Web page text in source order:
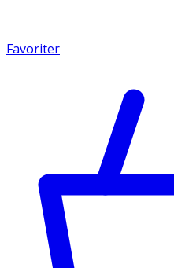
Favoriter